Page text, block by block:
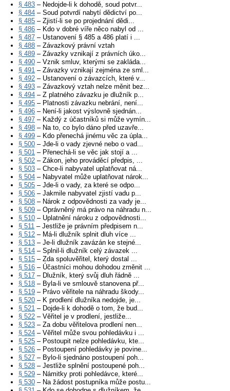
§ 483 – Nedojde-li k dohodě, soud potvr...
§ 484 – Soud potvrdí nabytí dědictví po...
§ 485 – Zjistí-li se po projednání dědi...
§ 486 – Kdo v dobré víře něco nabyl od ...
§ 487 – Ustanovení § 485 a 486 platí i ...
§ 488 – Závazkový právní vztah
§ 489 – Závazky vznikají z právních úko...
§ 490 – Vznik smluv, kterými se zakláda...
§ 491 – Závazky vznikají zejména ze sml...
§ 492 – Ustanovení o závazcích, které v...
§ 493 – Závazkový vztah nelze měnit bez...
§ 494 – Z platného závazku je dlužník p...
§ 495 – Platnosti závazku nebrání, není...
§ 496 – Není-li jakost výslovně sjednán...
§ 497 – Každý z účastníků si může vymín...
§ 498 – Na to, co bylo dáno před uzavře...
§ 499 – Kdo přenechá jinému věc za úpla...
§ 500 – Jde-li o vady zjevné nebo o vad...
§ 501 – Přenechá-li se věc jak stojí a ...
§ 502 – Zákon, jeho prováděcí předpis, ...
§ 503 – Chce-li nabyvatel uplatňovat ná...
§ 504 – Nabyvatel může uplatňovat nárok...
§ 505 – Jde-li o vady, za které se odpo...
§ 506 – Jakmile nabyvatel zjistí vadu p...
§ 508 – Nárok z odpovědnosti za vady je...
§ 509 – Oprávněný má právo na náhradu n...
§ 510 – Uplatnění nároku z odpovědnosti...
§ 511 – Jestliže je právním předpisem n...
§ 512 – Má-li dlužník splnit dluh více ...
§ 513 – Je-li dlužník zavázán ke stejné...
§ 514 – Splnil-li dlužník celý závazek ...
§ 515 – Zda spoluvěřitel, který dostal ...
§ 516 – Účastníci mohou dohodou změnit ...
§ 517 – Dlužník, který svůj dluh řádně ...
§ 518 – Byla-li ve smlouvě stanovena př...
§ 519 – Právo věřitele na náhradu škody...
§ 520 – K prodlení dlužníka nedojde, je...
§ 521 – Dojde-li k dohodě o tom, že bud...
§ 522 – Věřitel je v prodlení, jestliže...
§ 523 – Za dobu věřitelova prodlení nen...
§ 524 – Věřitel může svou pohledávku i ...
§ 525 – Postoupit nelze pohledávku, kte...
§ 526 – Postoupení pohledávky je povine...
§ 527 – Bylo-li sjednáno postoupení poh...
§ 528 – Jestliže splnění postoupené poh...
§ 529 – Námitky proti pohledávce, které...
§ 530 – Na žádost postupníka může postu...